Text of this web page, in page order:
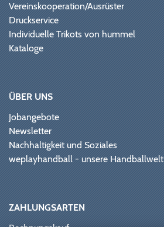
Vereinskooperation/Ausrüster
Druckservice
Individuelle Trikots von hummel
Kataloge
ÜBER UNS
Jobangebote
Newsletter
Nachhaltigkeit und Soziales
weplayhandball - unsere Handballwelt
ZAHLUNGSARTEN